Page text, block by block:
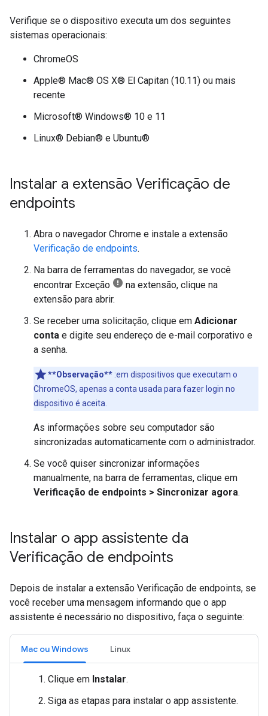
Verifique se o dispositivo executa um dos seguintes
sistemas operacionais:
ChromeOS
Apple® Mac® OS X® El Capitan (10.11) ou mais
recente
Microsoft® Windows® 10 e 11
Linux® Debian® e Ubuntu®
Instalar a extensão Verificação de
endpoints
Abra o navegador Chrome e instale a extensão
Verificação de endpoints.
Na barra de ferramentas do navegador, se você
encontrar Exceção
na extensão, clique na
extensão para abrir.
Se receber uma solicitação, clique em Adicionar
conta e digite seu endereço de e-mail corporativo e
a senha.
**Observação** :em dispositivos que executam o
ChromeOS, apenas a conta usada para fazer login no
dispositivo é aceita.
As informações sobre seu computador são
sincronizadas automaticamente com o administrador.
Se você quiser sincronizar informações
manualmente, na barra de ferramentas, clique em
Verificação de endpoints > Sincronizar agora.
Instalar o app assistente da
Verificação de endpoints
Depois de instalar a extensão Verificação de endpoints, se
você receber uma mensagem informando que o app
assistente é necessário no dispositivo, faça o seguinte:
Mac ou Windows Linux
Clique em Instalar.
Siga as etapas para instalar o app assistente.